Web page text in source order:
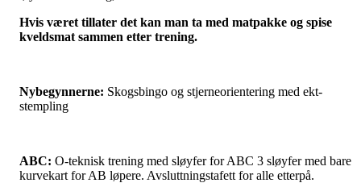
Hvis været tillater det kan man ta med matpakke og spise
kveldsmat sammen etter trening.
Nybegynnerne: Skogsbingo og stjerneorientering med ekt-
stempling
ABC: O-teknisk trening med sløyfer for ABC 3 sløyfer med bare
kurvekart for AB løpere. Avsluttningstafett for alle etterpå.